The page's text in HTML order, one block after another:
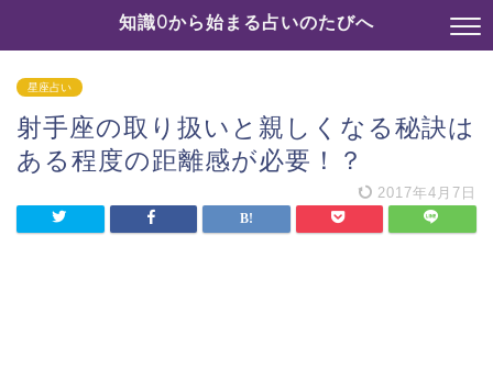
知識0から始まる占いのたびへ
星座占い
射手座の取り扱いと親しくなる秘訣は
ある程度の距離感が必要！？
2017年4月7日